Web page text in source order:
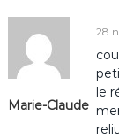
t
i
Marie-Claude
28
le